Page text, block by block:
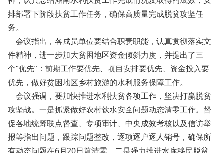
排部署下阶段扶贫工作任务，确保高质量完成脱贫攻坚任
务。
会议指出，各成员单位要结合职责职能，认真贯彻落实文
件精神，进一步加大贫困地区资金倾斜力度，并提出了三
个“优先”：前期工作要优先、项目安排要优先、资金投入要
优先，做好贫困地区乡村旅游的水利服务保障工作。
会议强调，要加快推进水利扶贫各项工作，坚决打赢脱贫
攻坚战。一是抓紧做好农村饮水安全问题动态清零工作。督
促各地统筹联点督查、专项审计、中央成效考核以及信访举
报等指出问题，跟踪问题整改，逐项逐户逐人销号，确保所
有动态问题在6月20日前清零。二是强力推进水库移民脱贫